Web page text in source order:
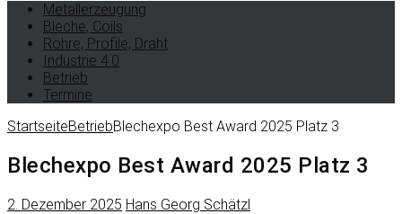
Metallerzeugung
Bleche, Coils
Rohre, Profile, Draht
Industrie 4.0
Betrieb
Termine
StartseiteBetriebBlechexpo Best Award 2025 Platz 3
Blechexpo Best Award 2025 Platz 3
2. Dezember 2025 Hans Georg Schätzl